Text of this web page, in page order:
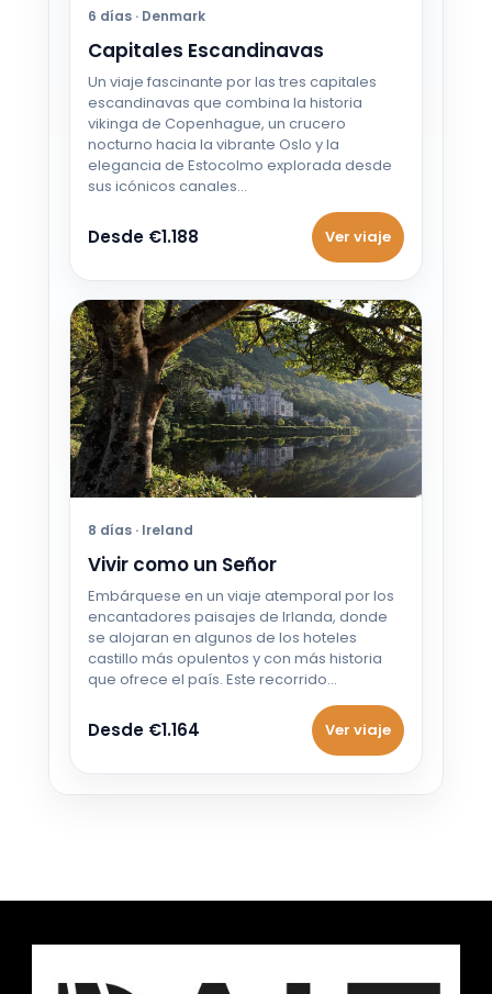
6 días · Denmark
Capitales Escandinavas
Un viaje fascinante por las tres capitales
escandinavas que combina la historia
vikinga de Copenhague, un crucero
nocturno hacia la vibrante Oslo y la
elegancia de Estocolmo explorada desde
sus icónicos canales…
Desde €1.188 Ver viaje
8 días · Ireland
Vivir como un Señor
Embárquese en un viaje atemporal por los
encantadores paisajes de Irlanda, donde
se alojaran en algunos de los hoteles
castillo más opulentos y con más historia
que ofrece el país. Este recorrido…
Desde €1.164 Ver viaje